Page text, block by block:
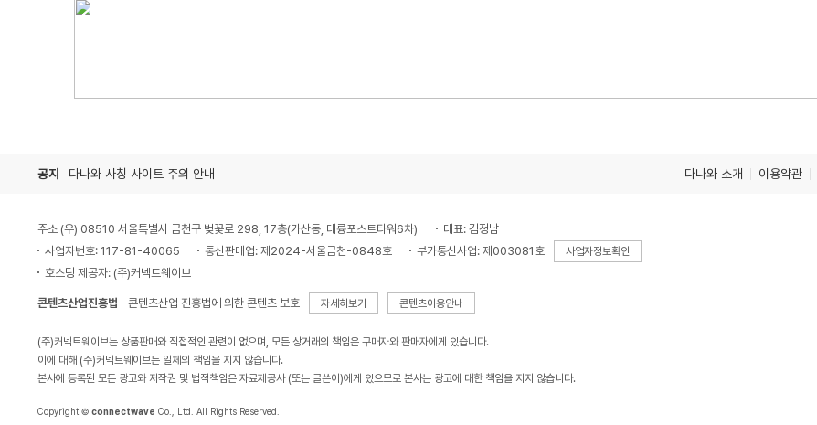
공지 다나와 사칭 사이트 주의 안내 다나와 소개 이용약관
주소 (우) 08510 서울특별시 금천구 벚꽃로 298, 17층(가산동, 대륭포스트타워6차)
대표: 김정남
사업자번호: 117-81-40065
통신판매업: 제2024-서울금천-0848호 부가통신사업: 제003081호 사업자정보확인
호스팅 제공자: (주)커넥트웨이브
콘텐츠산업진흥법 콘텐츠산업 진흥법에 의한 콘텐츠 보호 자세히보기 콘텐츠이용안내
(주)커넥트웨이브는 상품판매와 직접적인 관련이 없으며, 모든 상거래의 책임은 구매자와 판매자에게 있습니다.
이에 대해 (주)커넥트웨이브는 일체의 책임을 지지 않습니다.
본사에 등록된 모든 광고와 저작권 및 법적책임은 자료제공사 (또는 글쓴이)에게 있으므로 본사는 광고에 대한 책임을 지지 않습니다.
Copyright © connectwave Co., Ltd. All Rights Reserved.